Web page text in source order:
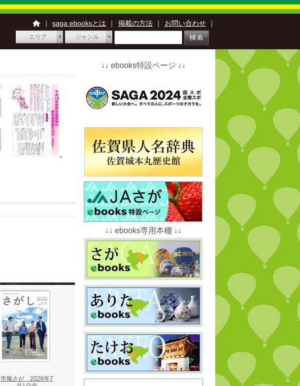
｜ saga ebooksとは ｜ 掲載の方法 ｜ お問い合わせ ｜
エリア ジャンル
市報さが 2026年7
↓↓ ebooks特設ページ ↓↓
↓↓ ebooks専用本棚 ↓↓